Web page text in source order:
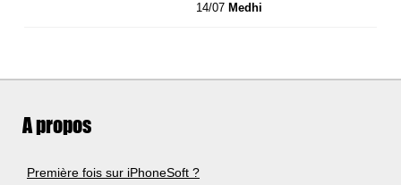
14/07 Medhi
A propos
Première fois sur iPhoneSoft ?